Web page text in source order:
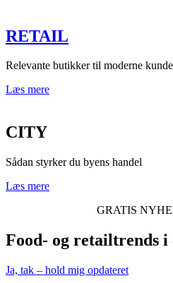
RETAIL
Relevante butikker til moderne
Læs mere
CITY
Sådan styrker du byens handel
Læs mere
GRATIS
Food- og retailtrends i
Ja, tak – hold mig opdateret